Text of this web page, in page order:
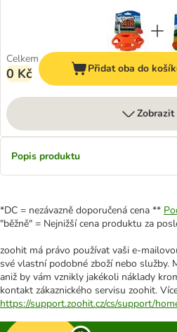
Celkem
0 Kč Přidat oba do
Zobrazit
Popis produktu
*DC = nezávazně doporučená cena **
"běžně" = Nejnižší cena produktu za
zoohit má právo používat vaši e-
své vlastní podobné zboží nebo služby.
aniž by vám vznikly jakékoli náklady
kontakt zákaznického servisu zoohit.
https://support.zoohit.cz/cs/support/